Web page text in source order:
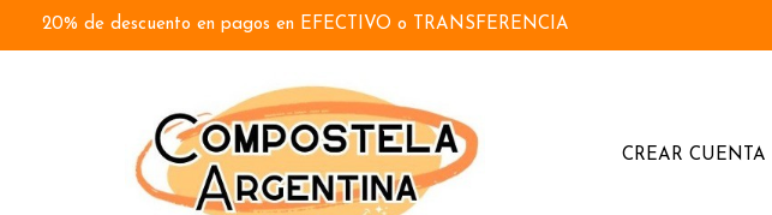
20% de descuento en pagos en EFECTIVO o TRANSFERENCIA
CREAR CUENTA